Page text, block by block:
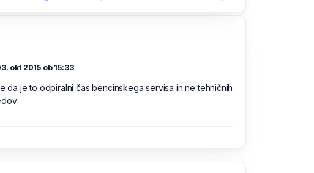
okt 2015 ob 15:33
da je to odpiralni čas bencinskega servisa in ne tehničnih